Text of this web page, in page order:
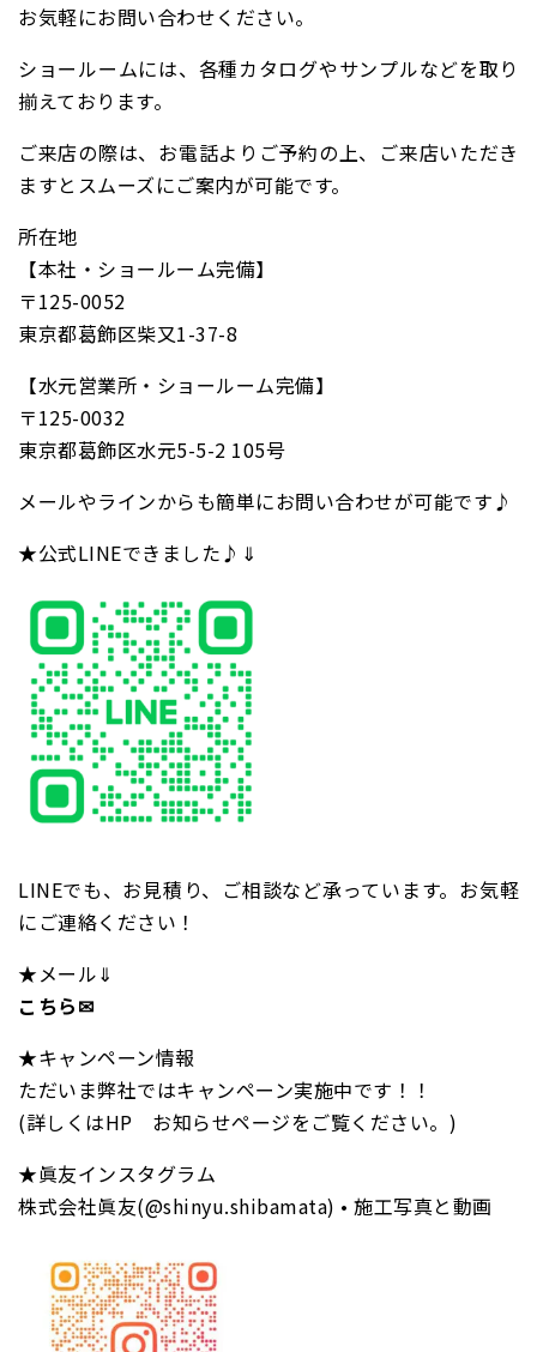
お気軽にお問い合わせください。
ショールームには、各種カタログやサンプルなどを取り
揃えております。
ご来店の際は、お電話よりご予約の上、ご来店いただき
ますとスムーズにご案内が可能です。
所在地
【本社・ショールーム完備】
〒125-0052
東京都葛飾区柴又1-37-8
【水元営業所・ショールーム完備】
〒125-0032
東京都葛飾区水元5-5-2 105号
メールやラインからも簡単にお問い合わせが可能です♪
★公式LINEできました♪⇓
LINEでも、お見積り、ご相談など承っています。お気軽
にご連絡ください！
★メール⇓
こちら✉
★キャンペーン情報
ただいま弊社ではキャンペーン実施中です！！
(詳しくはHP お知らせページをご覧ください。)
★眞友インスタグラム
株式会社眞友(@shinyu.shibamata) • 施工写真と動画